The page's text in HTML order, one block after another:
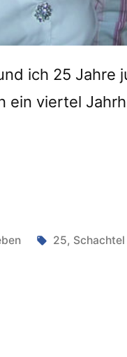
ich 25
ein viertel
Schlagwörter:
25, Schachtel